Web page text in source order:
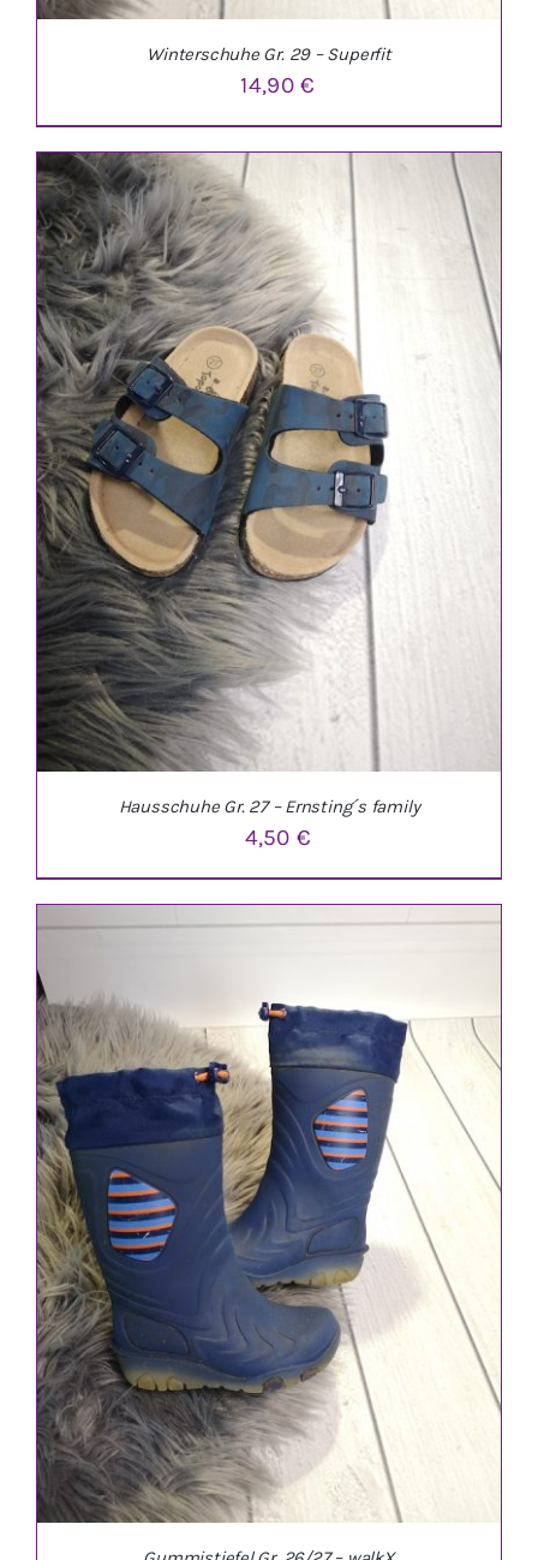
IN DEN WARENKORB / DETAILS
Winterschuhe Gr. 29 – Superfit
14,90€
IN DEN WARENKORB DETAILS
Hausschuhe Gr. 27 – Ernsting´s family
4,50€